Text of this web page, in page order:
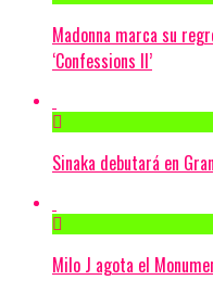
Madonna marca su
‘Confessions II’
Sinaka debutará en
Milo J agota el